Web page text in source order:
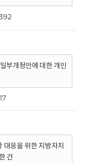
부개정안에 대한 개인
대응을 위한 지방자치
건